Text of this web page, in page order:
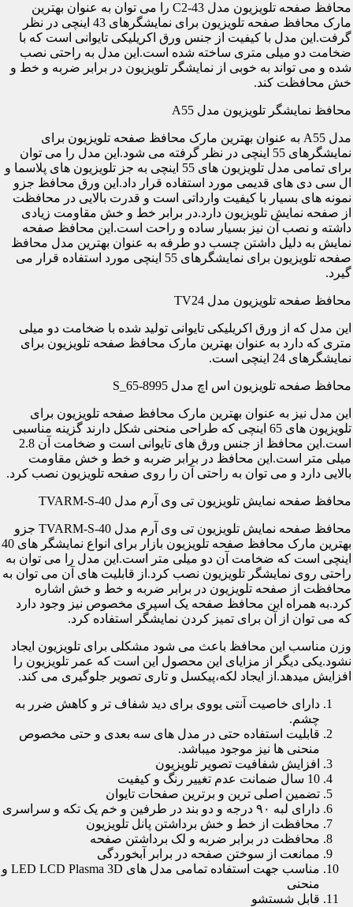
محافظ صفحه تلویزیون مدل C2-43 را می توان به عنوان بهترین
مارک محافظ صفحه تلویزیون برای نمایشگرهای 43 اینچی در نظر
گرفت.این مدل با کیفیت از جنس ورق اکریلیکی تایوانی است که با
ضخامت دو میلی متری ساخته شده است.این مدل به راحتی نصب
شده و می تواند به خوبی از نمایشگر تلویزیون در برابر ضربه و خط و
خش محافظت کند.
محافظ نمایشگر تلویزیون مدل A55
مدل A55 به عنوان بهترین مارک محافظ صفحه تلویزیون برای
نمایشگرهای 55 اینچی در نظر گرفته می شود.این مدل را می توان
برای تمامی مدل تلویزیون های 55 اینچی به جز تلویزیون های پلاسما و
ال سی دی های قدیمی مورد استفاده قرار داد.این ورق محافظ جزو
نمونه های بسیار با کیفیت وارداتی است و قدرت بالایی در محافظت
از صفحه نمایش تلویزیون دارد.در برابر خط و خش مقاومت زیادی
داشته و نصب آن نیز بسیار ساده و راحت است.این محافظ صفحه
نمایش به دلیل داشتن چسب دو طرفه به عنوان بهترین مدل محافظ
صفحه تلویزیون برای نمایشگرهای 55 اینچی مورد استفاده قرار می
گیرد.
محافظ صفحه تلویزیون مدل TV24
این مدل که از ورق اکریلیکی تایوانی تولید شده با ضخامت دو میلی
متری که دارد به عنوان بهترین مارک محافظ صفحه تلویزیون برای
نمایشگرهای 24 اینچی است.
محافظ صفحه تلویزیون اس اچ مدل S_65-8995
این مدل نیز به عنوان بهترین مارک محافظ صفحه تلویزیون برای
تلویزیون های 65 اینچی که طراحی منحنی شکل دارند گزینه مناسبی
است.این محافظ از جنس ورق های تایوانی است و ضخامت آن 2.8
میلی متر است.این محافظ در برابر ضربه و خط و خش مقاومت
بالایی دارد و می توان به راحتی آن را روی صفحه تلویزیون نصب کرد.
محافظ صفحه نمایش تلویزیون تی وی آرم مدل TVARM-S-40
محافظ صفحه نمایش تلویزیون تی وی آرم مدل TVARM-S-40 جزو
بهترین مارک محافظ صفحه تلویزیون بازار برای انواع نمایشگر های 40
اینچی است که ضخامت آن دو میلی متر است.این مدل را می توان به
راحتی روی نمایشگر تلویزیون نصب کرد.از قابلیت های آن می توان به
محافظت از صفحه تلویزیون در برابر ضربه و خط و خش اشاره
کرد.به همراه این محافظ صفحه یک اسپری مخصوص نیز وجود دارد
که می توان از آن برای تمیز کردن نمایشگر استفاده کرد.
وزن مناسب این محافظ باعث می شود مشکلی برای تلویزیون ایجاد
نشود.یکی دیگر از مزایای این محصول این است که عمر تلویزیون را
افزایش میدهد.از ایجاد لکه،پیکسل و تاری تصویر جلوگیری می کند.
دارای خاصیت آنتی یووی برای دید شفاف تر و کاهش ضرر به
چشم.
قابلیت استفاده حتی در مدل های سه بعدی و حتی مخصوص
منحنی ها نیز موجود میباشد.
افزایش شفافیت تصویر تلویزیون
10 سال ضمانت عدم تغییر رنگ و کیفیت
تضمین اصلی ترین و برترین صفحات تایوان
دارای لبه ۹۰ درجه و دو بند در طرفین و خم یک تکه و سراسری
محافظت از خط و خش برداشتن پانل تلویزیون
محافظت در برابر ضربه و لک برداشتن صفحه
ممانعت از سوختن صفحه در برابر آبخوردگی
مناسب جهت استفاده تمامی مدل های LED LCD Plasma 3D و
منحنی
قابل شستشو